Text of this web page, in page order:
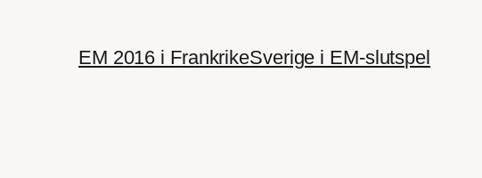
EM 2016 i FrankrikeSverige i EM-slutspel